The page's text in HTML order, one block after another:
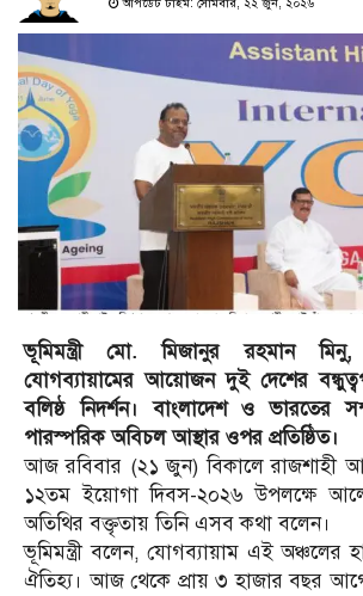
আপডেট টাইম: সোমবার, ২২ জুন, ২০২৬
ভূমিমন্ত্রী মো. মিজানুর রহমান
যোগব্যায়ামের আয়োজন দুই দেশের
বলিষ্ঠ নিদর্শন। বাংলাদেশ ও ভারতের
পারস্পরিক অবিচল আস্থার ওপর প্রতিষ্ঠিত।
আজ রবিবার (২১ জুন) বিকালে রাজশাহী
১২তম ইয়োগা দিবস-২০২৬ উপলক্ষে
অতিথির বক্তৃতায় তিনি এসব কথা বলেন।
ভূমিমন্ত্রী বলেন, যোগব্যায়াম এই অঞ্চলের
ঐতিহ্য। আজ থেকে প্রায় ৩ হাজার বছর